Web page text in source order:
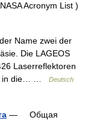
Acronym List )
Name zwei der
Die LAGEOS
Laserreflektoren
in die… …
Deutsch
— Общая